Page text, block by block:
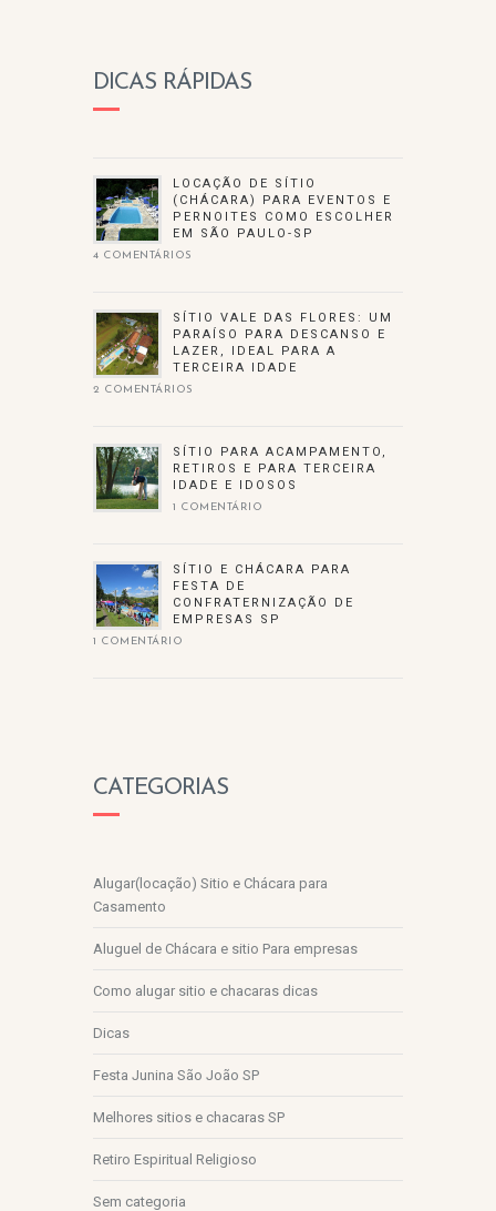
DICAS RÁPIDAS
LOCAÇÃO DE SÍTIO
(CHÁCARA) PARA EVENTOS E
PERNOITES COMO ESCOLHER
EM SÃO PAULO-SP
4 COMENTÁRIOS
SÍTIO VALE DAS FLORES: UM
PARAÍSO PARA DESCANSO E
LAZER, IDEAL PARA A
TERCEIRA IDADE
2 COMENTÁRIOS
SÍTIO PARA ACAMPAMENTO,
RETIROS E PARA TERCEIRA
IDADE E IDOSOS
1 COMENTÁRIO
SÍTIO E CHÁCARA PARA
FESTA DE
CONFRATERNIZAÇÃO DE
EMPRESAS SP
1 COMENTÁRIO
CATEGORIAS
Alugar(locação) Sitio e Chácara para
Casamento
Aluguel de Chácara e sitio Para empresas
Como alugar sitio e chacaras dicas
Dicas
Festa Junina São João SP
Melhores sitios e chacaras SP
Retiro Espiritual Religioso
Sem categoria